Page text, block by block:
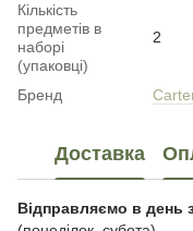
Кількість
предметів в
наборі
(упаковці)
2
Бренд
Доставка
Відправляємо в день